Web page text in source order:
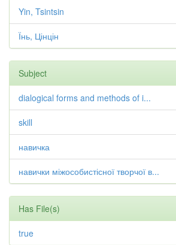
Yin, Tsintsin
Їнь, Цінцін
Subject
dialogical forms and methods of i...
skill
навичка
навички міжособистісної творчої в...
Has File(s)
true